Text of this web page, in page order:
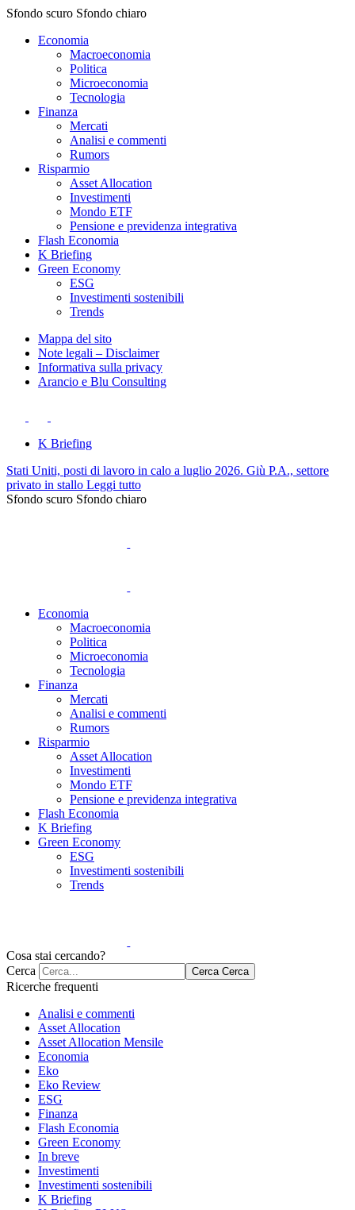
Sfondo scuro Sfondo chiaro
Economia
Macroeconomia
Politica
Microeconomia
Tecnologia
Finanza
Mercati
Analisi e commenti
Rumors
Risparmio
Asset Allocation
Investimenti
Mondo ETF
Pensione e previdenza integrativa
Flash Economia
K Briefing
Green Economy
ESG
Investimenti sostenibili
Trends
Mappa del sito
Note legali – Disclaimer
Informativa sulla privacy
Arancio e Blu Consulting
K Briefing
Stati Uniti, posti di lavoro in calo a luglio 2026. Giù P.A., settore
privato in stallo Leggi tutto
Sfondo scuro Sfondo chiaro
Economia
Macroeconomia
Politica
Microeconomia
Tecnologia
Finanza
Mercati
Analisi e commenti
Rumors
Risparmio
Asset Allocation
Investimenti
Mondo ETF
Pensione e previdenza integrativa
Flash Economia
K Briefing
Green Economy
ESG
Investimenti sostenibili
Trends
Cosa stai cercando?
Cerca
Cerca Cerca
Ricerche frequenti
Analisi e commenti
Asset Allocation
Asset Allocation Mensile
Economia
Eko
Eko Review
ESG
Finanza
Flash Economia
Green Economy
In breve
Investimenti
Investimenti sostenibili
K Briefing